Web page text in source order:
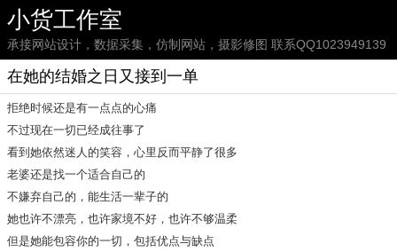
小货工作室
承接网站设计，数据采集，仿制网站，摄影修图 联系QQ1023949139
在她的结婚之日又接到一单
拒绝时候还是有一点点的心痛
不过现在一切已经成往事了
看到她依然迷人的笑容，心里反而平静了很多
老婆还是找一个适合自己的
不嫌弃自己的，能生活一辈子的
她也许不漂亮，也许家境不好，也许不够温柔
但是她能包容你的一切，包括优点与缺点